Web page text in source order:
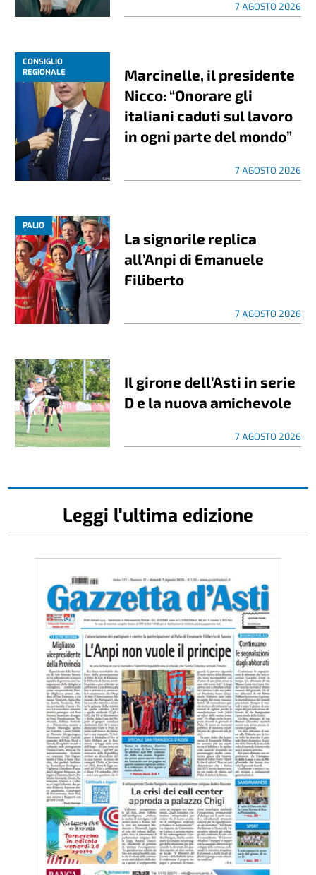
7 AGOSTO 2026
CONSIGLIO
REGIONALE
Marcinelle, il presidente
Nicco: “Onorare gli
italiani caduti sul lavoro
in ogni parte del mondo”
7 AGOSTO 2026
PALIO
La signorile replica
all’Anpi di Emanuele
Filiberto
7 AGOSTO 2026
Il girone dell’Asti in serie
D e la nuova amichevole
7 AGOSTO 2026
Leggi l'ultima edizione